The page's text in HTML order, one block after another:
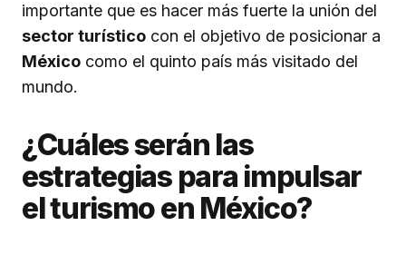
importante que es hacer más fuerte la unión del
sector turístico con el objetivo de posicionar a
México como el quinto país más visitado del
mundo.
¿Cuáles serán las
estrategias para impulsar
el turismo en México?